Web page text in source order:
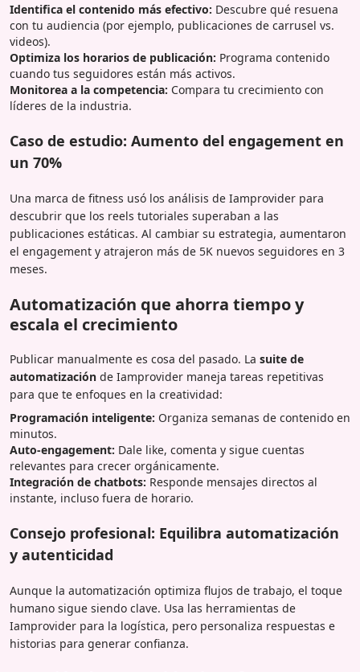
Identifica el contenido más efectivo: Descubre qué resuena
con tu audiencia (por ejemplo, publicaciones de carrusel vs.
videos).
Optimiza los horarios de publicación: Programa contenido
cuando tus seguidores están más activos.
Monitorea a la competencia: Compara tu crecimiento con
líderes de la industria.
Caso de estudio: Aumento del engagement en
un 70%
Una marca de fitness usó los análisis de Iamprovider para
descubrir que los reels tutoriales superaban a las
publicaciones estáticas. Al cambiar su estrategia, aumentaron
el engagement y atrajeron más de 5K nuevos seguidores en 3
meses.
Automatización que ahorra tiempo y
escala el crecimiento
Publicar manualmente es cosa del pasado. La suite de
automatización de Iamprovider maneja tareas repetitivas
para que te enfoques en la creatividad:
Programación inteligente: Organiza semanas de contenido en
minutos.
Auto-engagement: Dale like, comenta y sigue cuentas
relevantes para crecer orgánicamente.
Integración de chatbots: Responde mensajes directos al
instante, incluso fuera de horario.
Consejo profesional: Equilibra automatización
y autenticidad
Aunque la automatización optimiza flujos de trabajo, el toque
humano sigue siendo clave. Usa las herramientas de
Iamprovider para la logística, pero personaliza respuestas e
historias para generar confianza.